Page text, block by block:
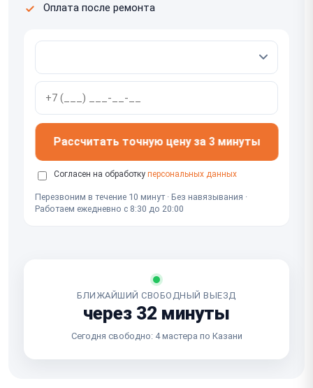
Оплата после ремонта
Рассчитать точную цену за 3 минуты
Согласен на обработку персональных данных
Перезвоним в течение 10 минут · Без навязывания ·
Работаем ежедневно с 8:30 до 20:00
БЛИЖАЙШИЙ СВОБОДНЫЙ ВЫЕЗД
через 32 минуты
Сегодня свободно: 4 мастера по Казани